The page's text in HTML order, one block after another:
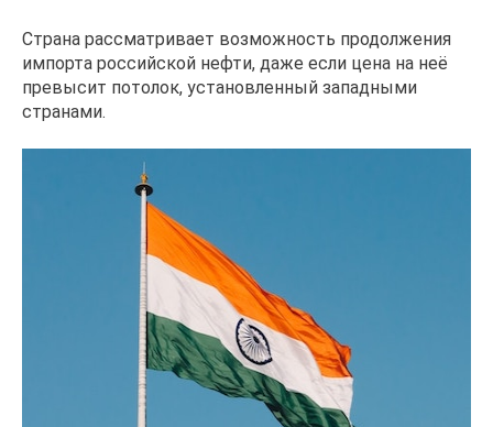
Страна рассматривает возможность продолжения
импорта российской нефти, даже если цена на неё
превысит потолок, установленный западными
странами.